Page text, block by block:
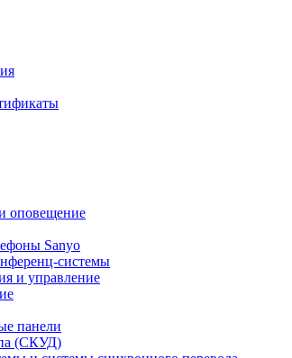
оповещение
Sanyo
системы
и управление
панели
(СКУД)